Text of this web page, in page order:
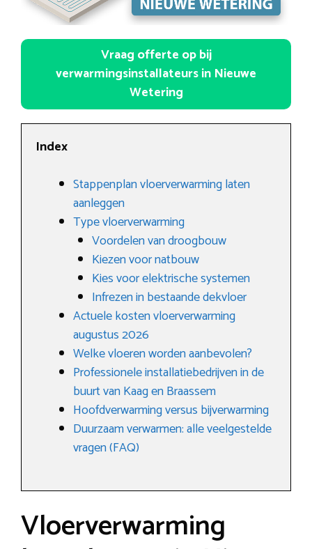
Vraag offerte op bij
verwarmingsinstallateurs in Nieuwe
Wetering
Index
Stappenplan vloerverwarming laten
aanleggen
Type vloerverwarming
Voordelen van droogbouw
Kiezen voor natbouw
Kies voor elektrische systemen
Infrezen in bestaande dekvloer
Actuele kosten vloerverwarming
augustus 2026
Welke vloeren worden aanbevolen?
Professionele installatiebedrijven in de
buurt van Kaag en Braassem
Hoofdverwarming versus bijverwarming
Duurzaam verwarmen: alle veelgestelde
vragen (FAQ)
Vloerverwarming